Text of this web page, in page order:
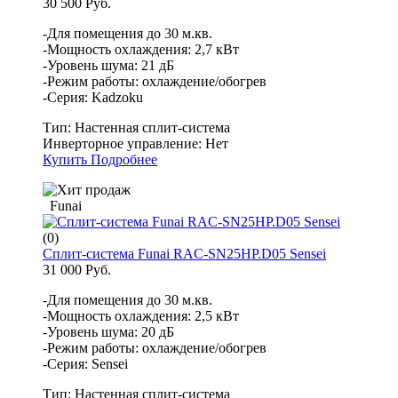
30 500 Руб.
-Для помещения до 30 м.кв.
-Мощность охлаждения: 2,7 кВт
-Уровень шума: 21 дБ
-Режим работы: охлаждение/обогрев
-Серия: Kadzoku
Тип: Настенная сплит-система
Инверторное управление: Нет
Купить Подробнее
Funai
(0)
Сплит-система Funai RAC-SN25HP.D05 Sensei
31 000 Руб.
-Для помещения до 30 м.кв.
-Мощность охлаждения: 2,5 кВт
-Уровень шума: 20 дБ
-Режим работы: охлаждение/обогрев
-Серия: Sensei
Тип: Настенная сплит-система